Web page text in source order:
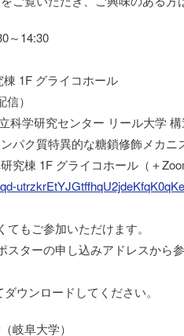
～14:30
1F グライコホール
）
科学研究センター リール大学 構
パク質特異的な糖鎖修飾メカニ
究棟 1F グライコホール（＋
もご参加いただけます。
ターの申し込みアドレスから
ウンロードしてください。
岐阜大学）